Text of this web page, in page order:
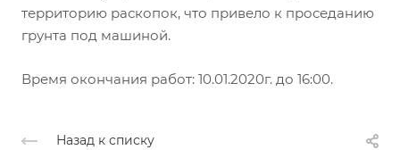
территорию раскопок, что привело к проседанию
грунта под машиной.
Время окончания работ: 10.01.2020г. до 16:00.
Назад к списку